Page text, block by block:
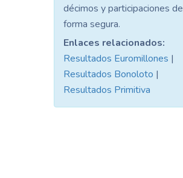
décimos y participaciones de
forma segura.
Enlaces relacionados:
Resultados Euromillones |
Resultados Bonoloto |
Resultados Primitiva